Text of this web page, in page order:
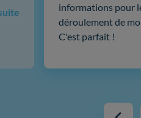
informations pour
déroulement de
C'est parfait !